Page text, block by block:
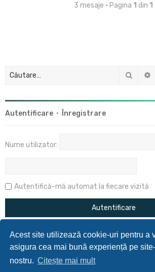
Acest site utilizează cookie-uri pentru a
asigura cea mai bună experiență pe site-
nostru. Citește mai mult
3 mesaje • Pagina 1 din 1
Căutare
Autentificare • Înregistrare
Nume utilizator:
Autentifică-mă automat la fiecare vizită
Prima pagină